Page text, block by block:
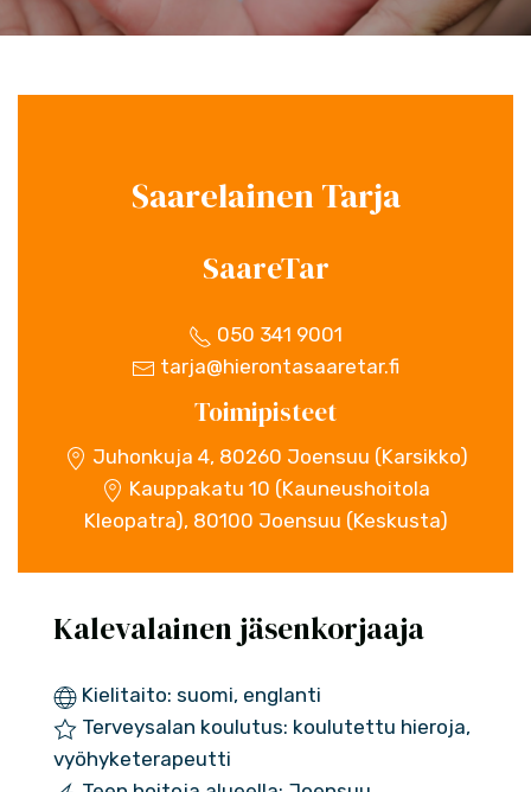
Saarelainen Tarja
SaareTar
050 341 9001
tarja@hierontasaaretar.fi
Toimipisteet
Juhonkuja 4, 80260 Joensuu (Karsikko)
Kauppakatu 10 (Kauneushoitola
Kleopatra), 80100 Joensuu (Keskusta)
Kalevalainen jäsenkorjaaja
Kielitaito: suomi, englanti
Terveysalan koulutus: koulutettu hieroja,
vyöhyketerapeutti